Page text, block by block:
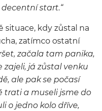
decentní start.“
situace, kdy zůstal na
zatímco ostatní
začala tam panika,
zajeli, já zůstal venku
ale pak se počasí
trati a museli jsme do
o jedno kolo dříve,